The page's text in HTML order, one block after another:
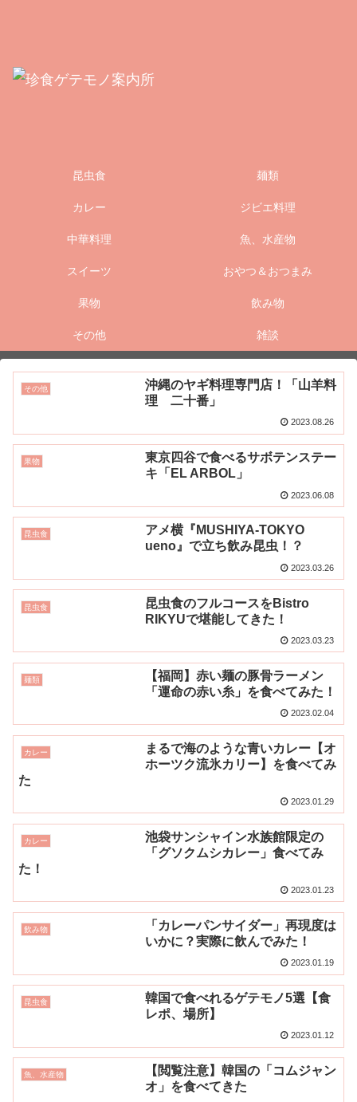
昆虫食 麺類
カレー ジビエ料理
中華料理 魚、水産物
スイーツ おやつ＆おつまみ
果物 飲み物
その他 雑談
その他
沖縄のヤギ料理専門店！「山羊料
理 二十番」
2023.08.26
果物
東京四谷で食べるサボテンステー
キ「EL ARBOL」
2023.06.08
昆虫食
アメ横『MUSHIYA-TOKYO
ueno』で立ち飲み昆虫！？
2023.03.26
昆虫食
昆虫食のフルコースをBistro
RIKYUで堪能してきた！
2023.03.23
麺類
【福岡】赤い麺の豚骨ラーメン
「運命の赤い糸」を食べてみた！
2023.02.04
カレー
まるで海のような青いカレー【オ
ホーツク流氷カリー】を食べてみ
た
2023.01.29
カレー
池袋サンシャイン水族館限定の
「グソクムシカレー」食べてみ
た！
2023.01.23
飲み物
「カレーパンサイダー」再現度は
いかに？実際に飲んでみた！
2023.01.19
昆虫食
韓国で食べれるゲテモノ5選【食
レポ、場所】
2023.01.12
魚、水産物
【閲覧注意】韓国の「コムジャン
オ」を食べてきた